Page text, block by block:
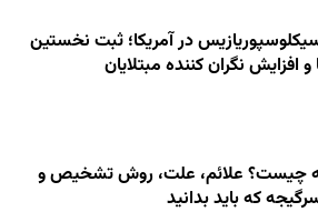
در آمریکا؛ ثبت نخستین
افزایش نگران کننده مبتلایان
چیست؟ علائم، علت، روش تشخیص و
که باید بدانید